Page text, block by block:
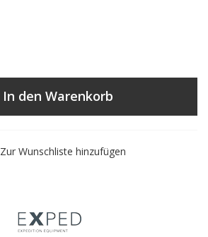
In den Warenkorb
Zur Wunschliste hinzufügen